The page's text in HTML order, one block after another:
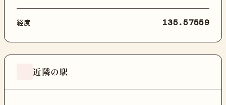
経度 135.57559
近隣の駅